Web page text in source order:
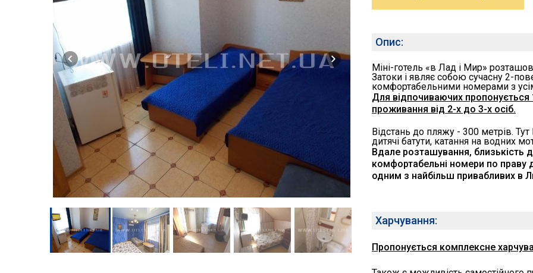
Опис:
Міні-готель «в Лад і Мир»
Затоки і являє собою сучасну 2-
комфортабельними номерами з
Для відпочиваючих
проживання від 2-х до 3-х осіб.
Відстань до пляжу - 300 метрів. Тут
дитячі батути, катання на водних
Вдале розташування, близькість
комфортабельні номери по праву
одним з найбільш привабливих в
Харчування:
Пропонується комплексне